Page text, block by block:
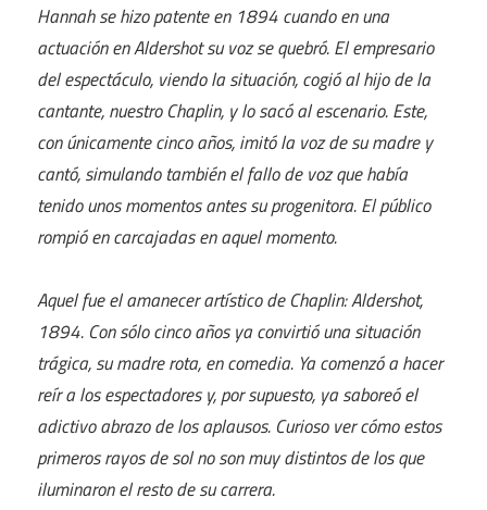
Hannah se hizo patente en 1894 cuando en una
actuación en Aldershot su voz se quebró. El empresario
del espectáculo, viendo la situación, cogió al hijo de la
cantante, nuestro Chaplin, y lo sacó al escenario. Este,
con únicamente cinco años, imitó la voz de su madre y
cantó, simulando también el fallo de voz que había
tenido unos momentos antes su progenitora. El público
rompió en carcajadas en aquel momento.
Aquel fue el amanecer artístico de Chaplin: Aldershot,
1894. Con sólo cinco años ya convirtió una situación
trágica, su madre rota, en comedia. Ya comenzó a hacer
reír a los espectadores y, por supuesto, ya saboreó el
adictivo abrazo de los aplausos. Curioso ver cómo estos
primeros rayos de sol no son muy distintos de los que
iluminaron el resto de su carrera.